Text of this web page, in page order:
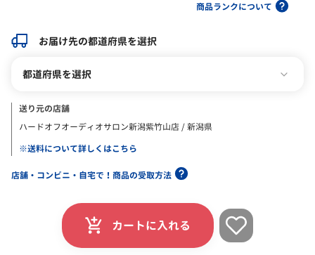
商品ランクについて
お届け先の都道府県を選択
都道府県を選択
送り元の店舗
ハードオフオーディオサロン新潟紫竹山店 / 新潟県
※送料について詳しくはこちら
店舗・コンビニ・自宅で！商品の受取方法
カートに入れる